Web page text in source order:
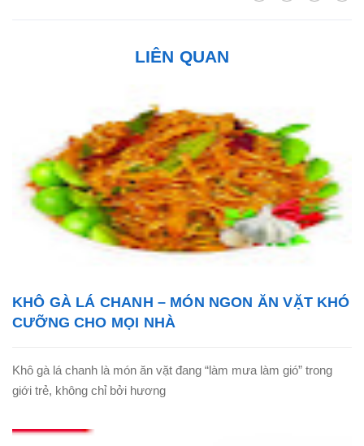
LIÊN QUAN
KHÔ GÀ LÁ CHANH – MÓN NGON ĂN VẶT KHÓ
CƯỠNG CHO MỌI NHÀ
Khô gà lá chanh là món ăn vặt đang “làm mưa làm gió” trong
giới trẻ, không chỉ bởi hương